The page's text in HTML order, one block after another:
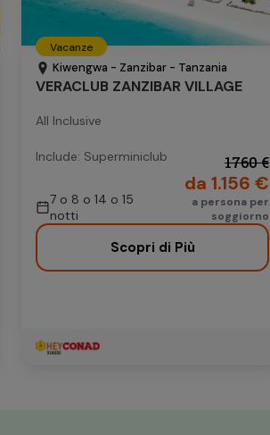
Vacanze
Kiwengwa - Zanzibar - Tanzania
VERACLUB ZANZIBAR VILLAGE
All Inclusive
Include: Superminiclub
7 o 8 o 14 o 15
notti
1760 €
da 1.156 €
a persona per
soggiorno
Scopri di Più